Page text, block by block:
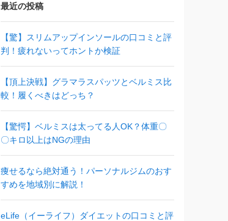
最近の投稿
【驚】スリムアップインソールの口コミと評
判！疲れないってホントか検証
【頂上決戦】グラマラスパッツとベルミス比
較！履くべきはどっち？
【驚愕】ベルミスは太ってる人OK？体重〇
〇キロ以上はNGの理由
痩せるなら絶対通う！パーソナルジムのおす
すめを地域別に解説！
eLife（イーライフ）ダイエットの口コミと評